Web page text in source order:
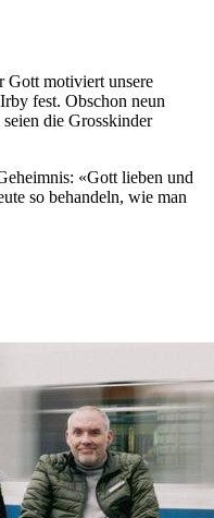
Gott motiviert unsere
fest. Obschon neun
die Grosskinder
«Gott lieben und
so behandeln, wie man